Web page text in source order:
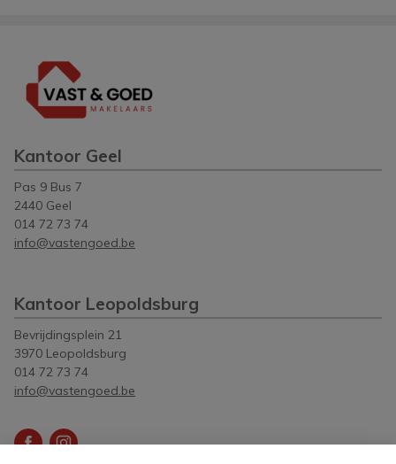
Kantoor Geel
Pas 9 Bus 7
2440 Geel
014 72 73 74
info@vastengoed.be
Kantoor Leopoldsburg
Bevrijdingsplein 21
3970 Leopoldsburg
014 72 73 74
info@vastengoed.be